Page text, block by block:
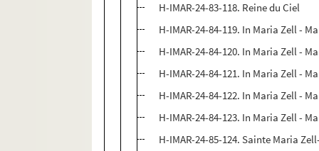
H-IMAR-24-83-118. Reine du Ciel
H-IMAR-24-84-119. In Maria Zell -
H-IMAR-24-84-120. In Maria Zell -
H-IMAR-24-84-121. In Maria Zell -
H-IMAR-24-84-122. In Maria Zell -
H-IMAR-24-84-123. In Maria Zell -
H-IMAR-24-85-124. Sainte Maria